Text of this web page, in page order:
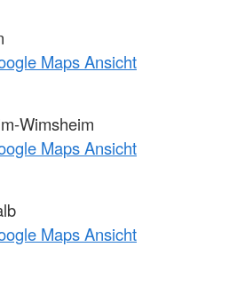
Maps Ansicht
Wimsheim
Maps Ansicht
Maps Ansicht